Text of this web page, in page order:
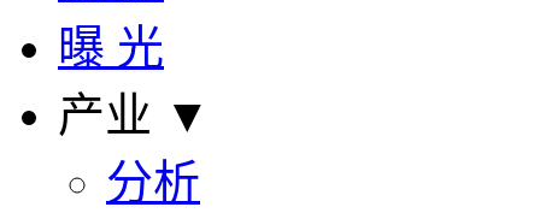
曝 光
产业 ▼
分析